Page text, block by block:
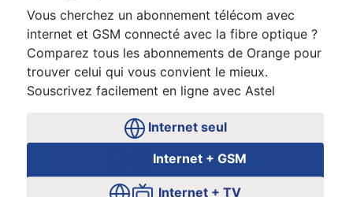
Vous cherchez un abonnement télécom avec
internet et GSM connecté avec la fibre optique ?
Comparez tous les abonnements de Orange pour
trouver celui qui vous convient le mieux.
Souscrivez facilement en ligne avec Astel
Internet seul
Internet + GSM
Internet + TV